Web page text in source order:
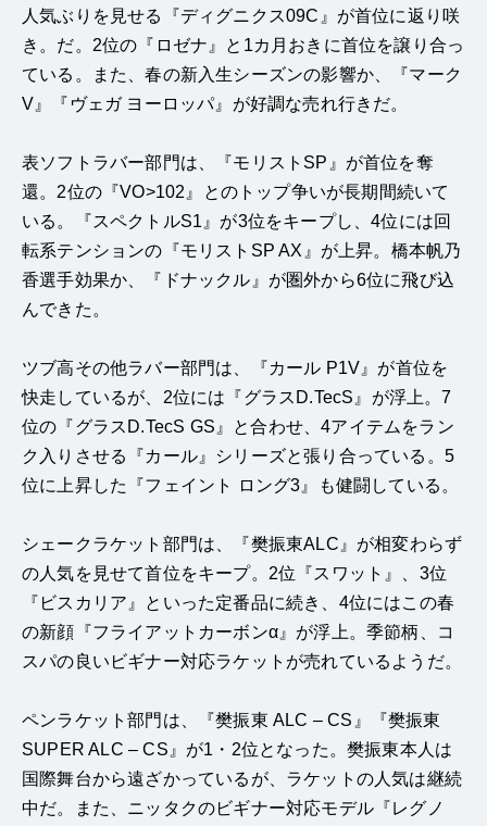
人気ぶりを見せる『ディグニクス09C』が首位に返り咲
き。だ。2位の『ロゼナ』と1カ月おきに首位を譲り合っ
ている。また、春の新入生シーズンの影響か、『マーク
V』『ヴェガ ヨーロッパ』が好調な売れ行きだ。
表ソフトラバー部門は、『モリストSP』が首位を奪
還。2位の『VO>102』とのトップ争いが長期間続いて
いる。『スペクトルS1』が3位をキープし、4位には回
転系テンションの『モリストSP AX』が上昇。橋本帆乃
香選手効果か、『ドナックル』が圏外から6位に飛び込
んできた。
ツブ高その他ラバー部門は、『カール P1V』が首位を
快走しているが、2位には『グラスD.TecS』が浮上。7
位の『グラスD.TecS GS』と合わせ、4アイテムをラン
ク入りさせる『カール』シリーズと張り合っている。5
位に上昇した『フェイント ロング3』も健闘している。
シェークラケット部門は、『樊振東ALC』が相変わらず
の人気を見せて首位をキープ。2位『スワット』、3位
『ビスカリア』といった定番品に続き、4位にはこの春
の新顔『フライアットカーボンα』が浮上。季節柄、コ
スパの良いビギナー対応ラケットが売れているようだ。
ペンラケット部門は、『樊振東 ALC – CS』『樊振東
SUPER ALC – CS』が1・2位となった。樊振東本人は
国際舞台から遠ざかっているが、ラケットの人気は継続
中だ。また、ニッタクのビギナー対応モデル『レグノ